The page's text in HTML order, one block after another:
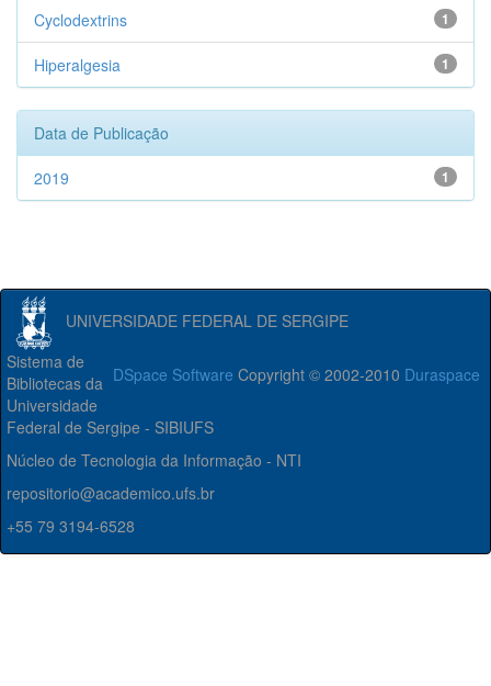
1
Cyclodextrins
1
Hiperalgesia
Data de Publicação
1
2019
UNIVERSIDADE FEDERAL DE SERGIPE
DSpace Software Copyright © 2002-2010 Duraspace
Sistema de
Bibliotecas da
Universidade
Federal de Sergipe - SIBIUFS
Núcleo de Tecnologia da Informação - NTI
repositorio@academico.ufs.br
+55 79 3194-6528